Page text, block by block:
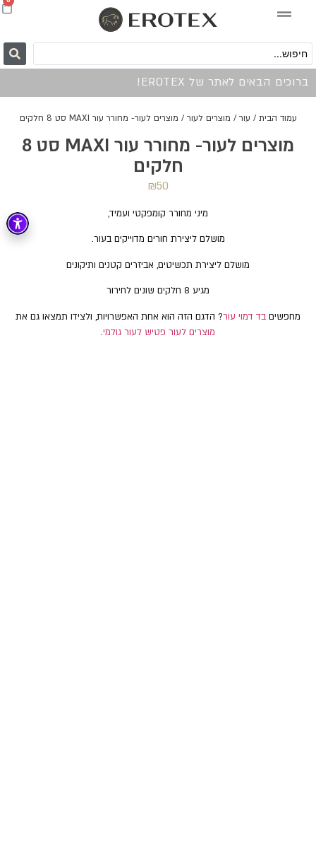
ברוכים הבאים לאתר של EROTEX!
עמוד הבית / עור / מוצרים לעור / מוצרים לעור- מחורר עור MAXI סט 8 חלקים
מוצרים לעור- מחורר עור MAXI סט 8
חלקים
₪50
מיני מחורר קומפקטי ועמיד,
מושלם ליצירת חורים מדוייקים בעור.
מושלם ליצירת תכשיטים, אביזרים קטנים ותיקונים
מגיע 8 חלקים שונים לחירור
מחפשים בד דמוי עור? הדגם הזה הוא אחת האפשרויות, ולצידו תמצאו גם את
מוצרים לעור פטיש לעור גולמי.